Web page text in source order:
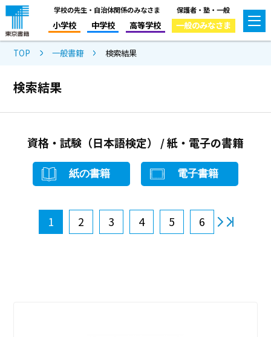
学校の先生・自治体関係のみなさま
小学校 中学校 高等学校
保護者・塾・一般
一般のみなさま
TOP 一般書籍 検索結果
検索結果
資格・試験（日本語検定） / 紙・電子の書籍
紙の書籍 電子書籍
1 2 3 4 5 6